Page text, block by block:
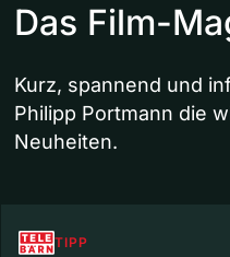
Das Film-
Kurz, spannend und
Philipp Portmann die
Neuheiten.
TIPP